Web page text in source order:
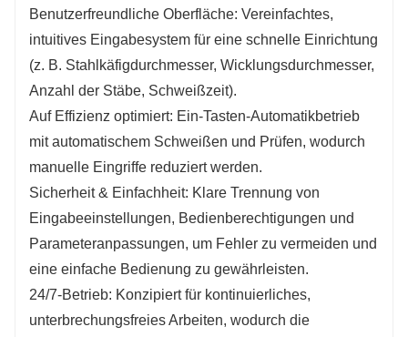
Benutzerfreundliche Oberfläche: Vereinfachtes,
intuitives Eingabesystem für eine schnelle Einrichtung
(z. B. Stahlkäfigdurchmesser, Wicklungsdurchmesser,
Anzahl der Stäbe, Schweißzeit).
Auf Effizienz optimiert: Ein-Tasten-Automatikbetrieb
mit automatischem Schweißen und Prüfen, wodurch
manuelle Eingriffe reduziert werden.
Sicherheit & Einfachheit: Klare Trennung von
Eingabeeinstellungen, Bedienberechtigungen und
Parameteranpassungen, um Fehler zu vermeiden und
eine einfache Bedienung zu gewährleisten.
24/7-Betrieb: Konzipiert für kontinuierliches,
unterbrechungsfreies Arbeiten, wodurch die